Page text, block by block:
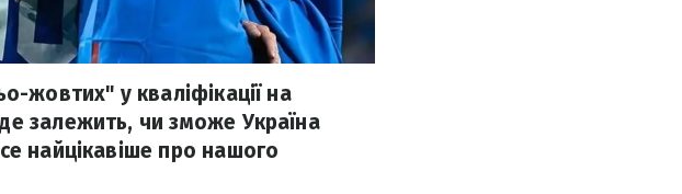
жовтих" у кваліфікації на
залежить, чи зможе Україна
найцікавіше про нашого